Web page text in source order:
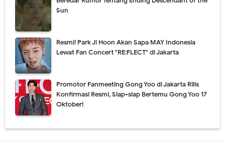
Sun
Resmi! Park Ji Hoon Akan Sapa MAY Indonesia
Lewat Fan Concert "RE:FLECT" di Jakarta
Promotor Fanmeeting Gong Yoo di Jakarta Rilis
Konfirmasi Resmi, Siap-siap Bertemu Gong Yoo 17
Oktober!